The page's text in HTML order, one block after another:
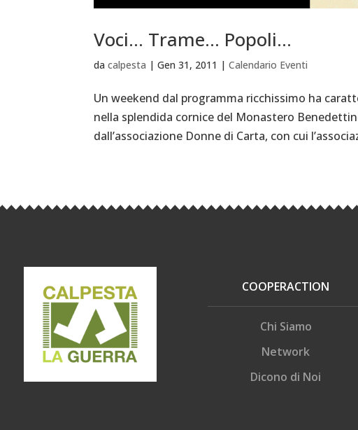
Voci… Trame… Popoli…
dacalpesta |Gen 31, 2011 |Calendario Eventi
Un weekend dal programma ricchissimo ha
nella splendida cornice del Monastero
dall’associazione Donne di Carta, con cui
COOPERACTION
Chi Siamo
Network
Dicono di Noi